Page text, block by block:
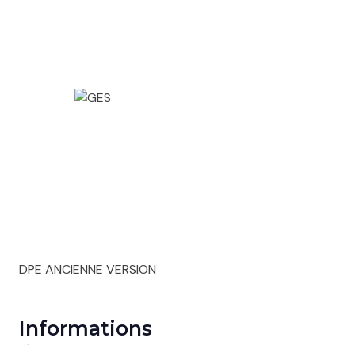
DPE ANCIENNE VERSION
Informations